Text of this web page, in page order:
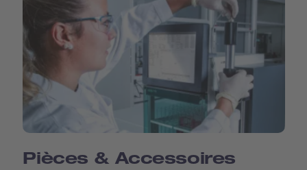
Pièces & Accessoires